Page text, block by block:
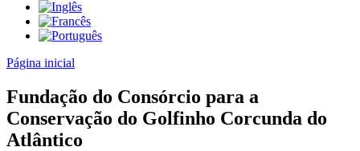
Página inicial
Fundação do Consórcio para a
Conservação do Golfinho Corcunda do
Atlântico